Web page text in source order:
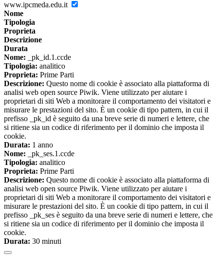
www.ipcmeda.edu.it
Nome
Tipologia
Proprieta
Descrizione
Durata
Nome: _pk_id.1.ccde
Tipologia: analitico
Proprieta: Prime Parti
Descrizione: Questo nome di cookie è associato alla piattaforma di
analisi web open source Piwik. Viene utilizzato per aiutare i
proprietari di siti Web a monitorare il comportamento dei visitatori e
misurare le prestazioni del sito. È un cookie di tipo pattern, in cui il
prefisso _pk_id è seguito da una breve serie di numeri e lettere, che
si ritiene sia un codice di riferimento per il dominio che imposta il
cookie.
Durata: 1 anno
Nome: _pk_ses.1.ccde
Tipologia: analitico
Proprieta: Prime Parti
Descrizione: Questo nome di cookie è associato alla piattaforma di
analisi web open source Piwik. Viene utilizzato per aiutare i
proprietari di siti Web a monitorare il comportamento dei visitatori e
misurare le prestazioni del sito. È un cookie di tipo pattern, in cui il
prefisso _pk_ses è seguito da una breve serie di numeri e lettere, che
si ritiene sia un codice di riferimento per il dominio che imposta il
cookie.
Durata: 30 minuti